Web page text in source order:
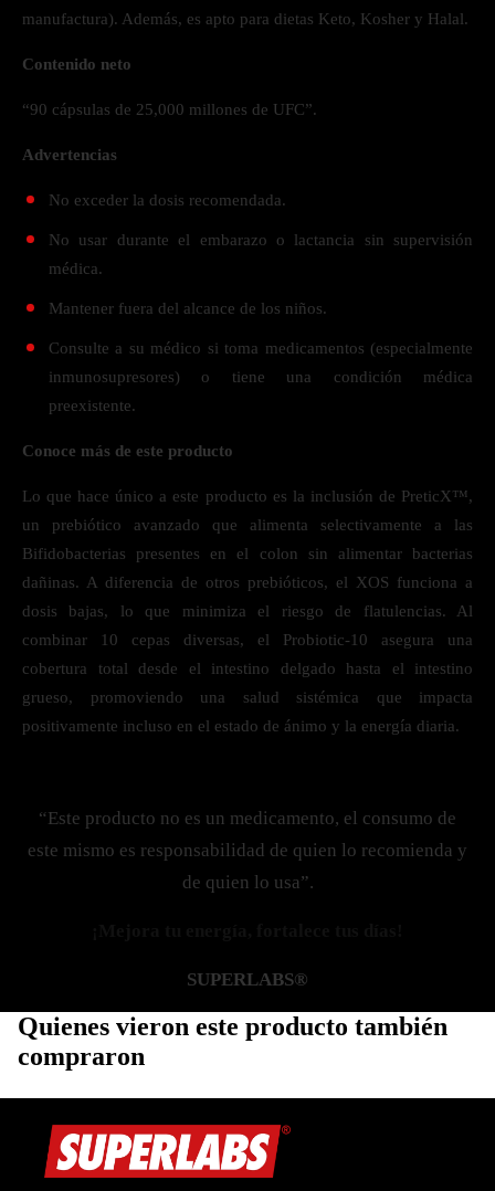
manufactura). Además, es apto para dietas Keto, Kosher y Halal.
Contenido neto
“90 cápsulas de 25,000 millones de UFC”.
Advertencias
No exceder la dosis recomendada.
No usar durante el embarazo o lactancia sin supervisión
médica.
Mantener fuera del alcance de los niños.
Consulte a su médico si toma medicamentos (especialmente
inmunosupresores) o tiene una condición médica
preexistente.
Conoce más de este producto
Lo que hace único a este producto es la inclusión de PreticX™,
un prebiótico avanzado que alimenta selectivamente a las
Bifidobacterias presentes en el colon sin alimentar bacterias
dañinas. A diferencia de otros prebióticos, el XOS funciona a
dosis bajas, lo que minimiza el riesgo de flatulencias. Al
combinar 10 cepas diversas, el Probiotic-10 asegura una
cobertura total desde el intestino delgado hasta el intestino
grueso, promoviendo una salud sistémica que impacta
positivamente incluso en el estado de ánimo y la energía diaria.
“Este producto no es un medicamento, el consumo de
este mismo es responsabilidad de quien lo recomienda y
de quien lo usa”.
SUPERLABS®
Quienes vieron este producto también
compraron